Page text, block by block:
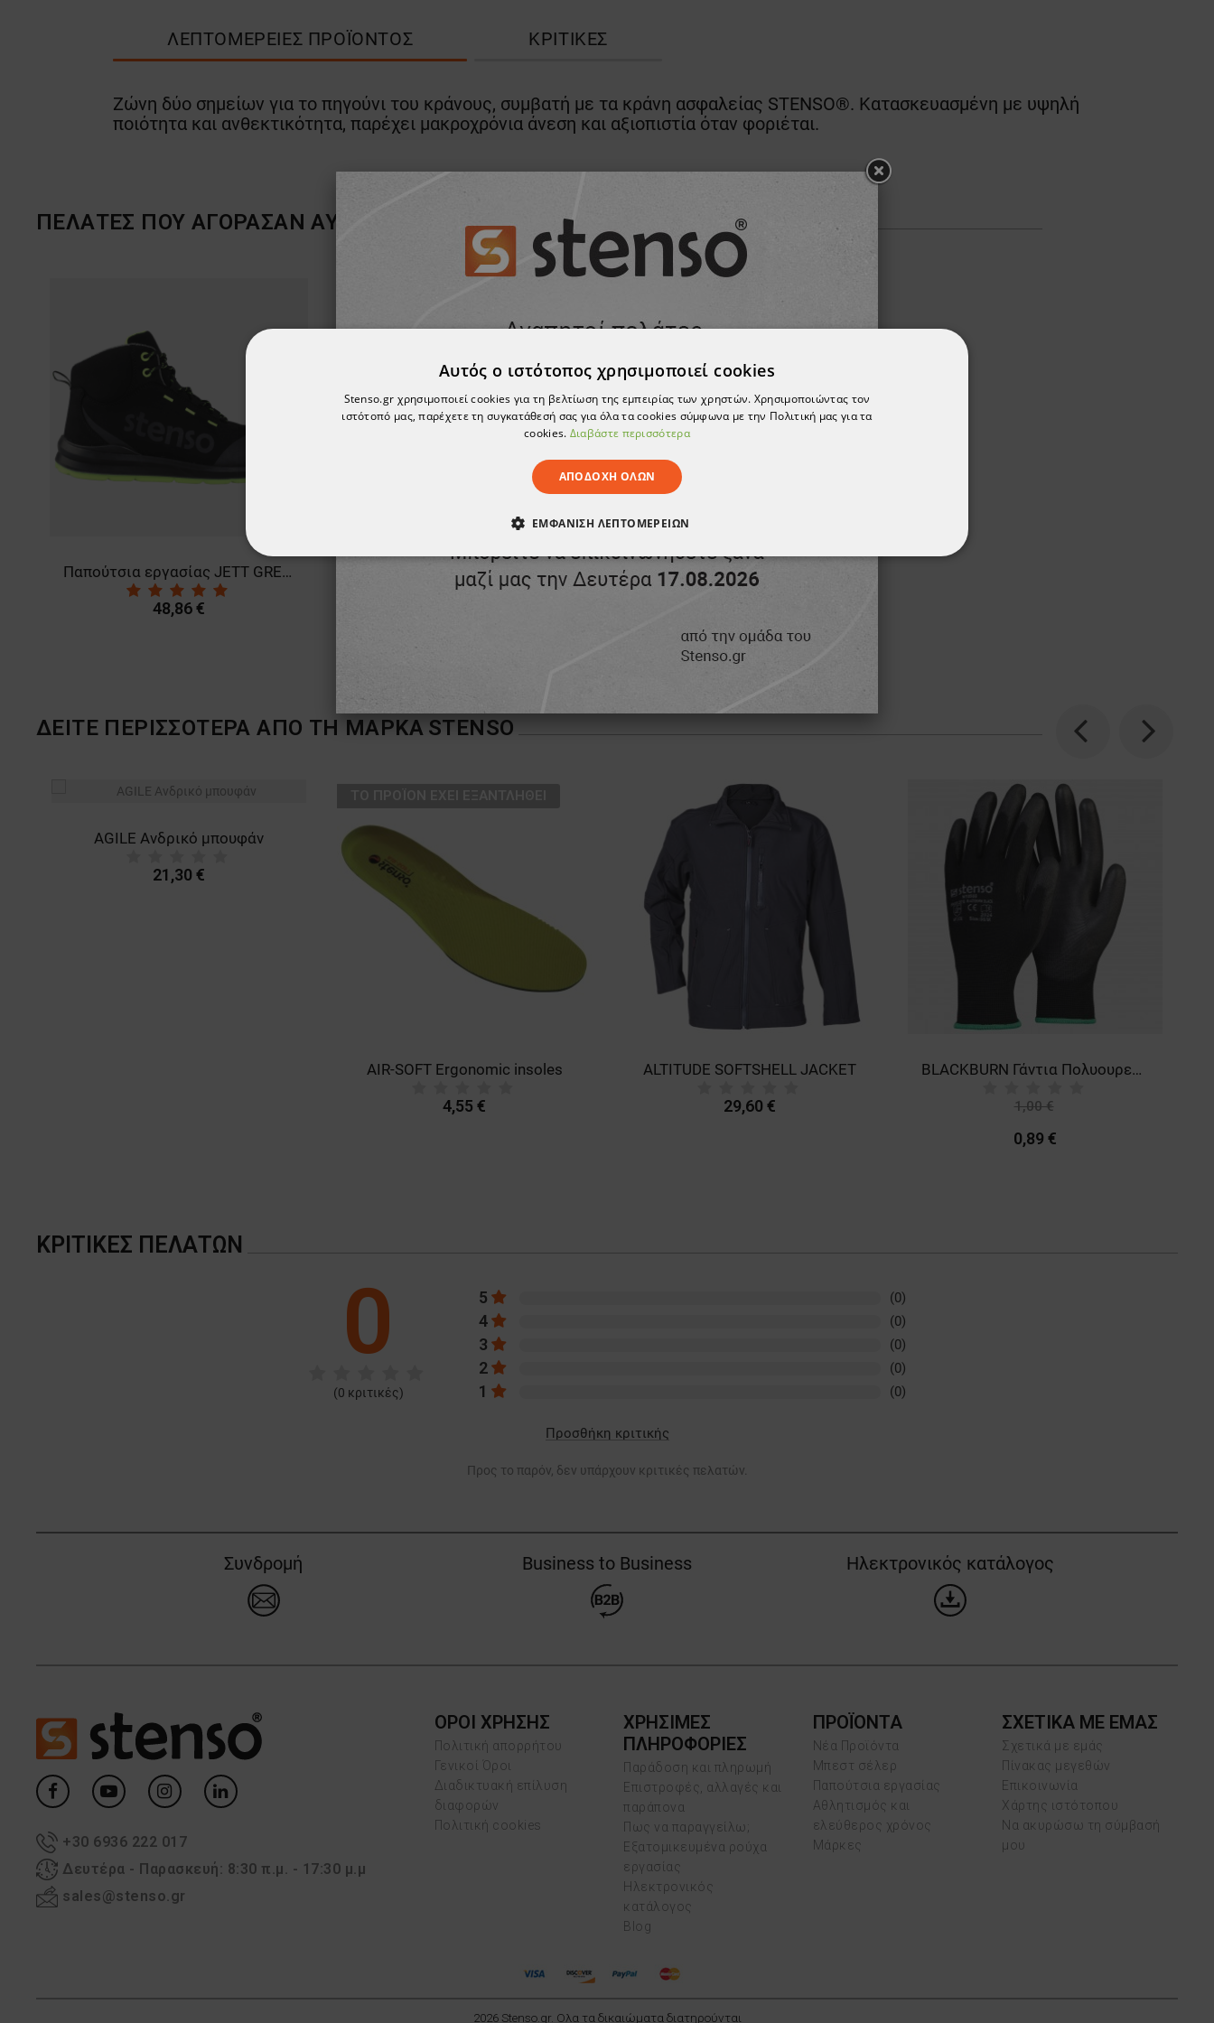
ΛΕΠΤΟΜΈΡΕΙΕΣ ΠΡΟΪΌΝΤΟΣ ΚΡΙΤΙΚΈΣ
Ζώνη δύο σημείων για το πηγούνι του κράνους, συμβατή με τα κράνη ασφαλείας STENSO®. Κατασκευασμένη με υψηλή
ποιότητα και ανθεκτικότητα, παρέχει μακροχρόνια άνεση και αξιοπιστία όταν φοριέται.
ΠΕΛΆΤΕΣ ΠΟΥ ΑΓΌΡΑΣΑΝ ΑΥΤΌ ΤΟ ΠΡΟΪΌΝ, ΑΓΌΡΑΣΑΝ ΕΠΊΣΗΣ:
Παπούτσια εργασίας JETT GREEN ANKLE MF S3
48,86 €
ΔΕΙΤΕ ΠΕΡΙΣΣΟΤΕΡΑ ΑΠΟ ΤΗ ΜΑΡΚΑ STENSO
Previous
AGILE Ανδρικό μπουφάν
21,30 €
AIR-SOFT Ergonomic insoles
4,55 €
ALTITUDE SOFTSHELL JACKET
29,60 €
BLACKBURN Γάντια Πολυουρεθάνης
1,00 €
0,89 €
Next
ΚΡΙΤΙΚΈΣ ΠΕΛΑΤΏΝ
0
(0 κριτικές)
5 (0)
4 (0)
3 (0)
2 (0)
1 (0)
Προσθήκη κριτικής
Προς το παρόν, δεν υπάρχουν κριτικές πελατών.
Συνδρομή Business to Business Ηλεκτρονικός κατάλογος
+30 6936 222 017
Δευτέρα - Παρασκευή: 8:30 π.μ. - 17:30 μ.μ
sales@stenso.gr
ΟΡΟΙ ΧΡΗΣΗΣ
Πολιτική απορρήτου
Γενικοί Όροι
Διαδικτυακή επίλυση
διαφορών
Πολιτική cookies
ΧΡΗΣΙΜΕΣ
ΠΛΗΡΟΦΟΡΙΕΣ
Παράδοση και πληρωμή
Επιστροφές, αλλαγές και
παράπονα
Πως να παραγγείλω;
Εξατομικευμένα ρούχα
εργασίας
Ηλεκτρονικός
κατάλογος
Blog
ΠΡΟΪΌΝΤΑ
Νέα Προϊόντα
Μπεστ σέλερ
Παπούτσια εργασίας
Αθλητισμός και
ελεύθερος χρόνος
Μάρκες
ΣΧΕΤΙΚΑ ΜΕ ΕΜΑΣ
Σχετικά με εμάς
Πίνακας μεγεθών
Επικοινωνία
Χάρτης ιστότοπου
Να ακυρώσω τη σύμβασή
μου
2026 Stenso.gr. Ολα τα δικαιώματα διατηρούνται
Αυτός ο ιστότοπος χρησιμοποιεί cookies
Stenso.gr χρησιμοποιεί cookies για τη βελτίωση της εμπειρίας των χρηστών. Χρησιμοποιώντας τον
ιστότοπό μας, παρέχετε τη συγκατάθεσή σας για όλα τα cookies σύμφωνα με την Πολιτική μας για τα
cookies. Διαβάστε περισσότερα
ΑΠΟΔΟΧΉ ΌΛΩΝ
ΕΜΦΆΝΙΣΗ ΛΕΠΤΟΜΕΡΕΙΏΝ
ΑΠΟΛΎΤΩΣ ΑΠΑΡΑΊΤΗΤΑ ΑΠΌΔΟΣΗΣ ΣΤΌΧΕΥΣΗΣ ΛΕΙΤΟΥΡΓΙΚΌΤΗΤΑΣ